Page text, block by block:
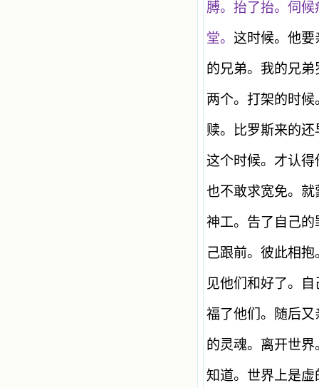
膊。抬了抬。伺
堂。 这时候。他
的兄弟。我的兄弟
两个。打架的时
赎。比罗斯来的
这个时候。才认
也不敢求宽免。
神工。告了自己
己跟前。彼此相
见他们和好了。
福了他们。随后
的灵魂。离开世
知道。世界上是